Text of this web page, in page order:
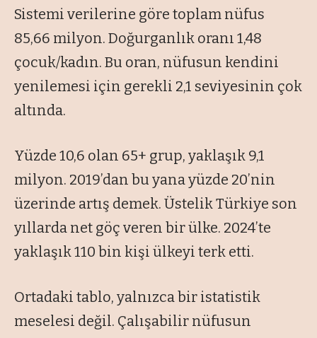
Sistemi verilerine göre toplam nüfus
85,66 milyon. Doğurganlık oranı 1,48
çocuk/kadın. Bu oran, nüfusun kendini
yenilemesi için gerekli 2,1 seviyesinin çok
altında.
Yüzde 10,6 olan 65+ grup, yaklaşık 9,1
milyon. 2019’dan bu yana yüzde 20’nin
üzerinde artış demek. Üstelik Türkiye son
yıllarda net göç veren bir ülke. 2024’te
yaklaşık 110 bin kişi ülkeyi terk etti.
Ortadaki tablo, yalnızca bir istatistik
meselesi değil. Çalışabilir nüfusun